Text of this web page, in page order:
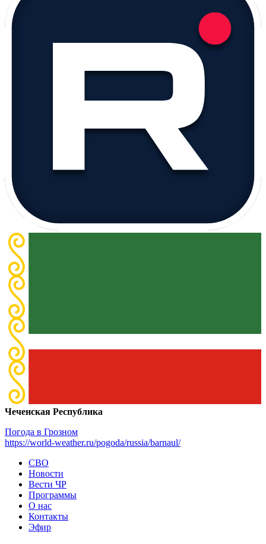
Чеченская Республика
Погода в Грозном
https://world-weather.ru/pogoda/russia/barnaul/
СВО
Новости
Вести ЧР
Программы
О нас
Контакты
Эфир